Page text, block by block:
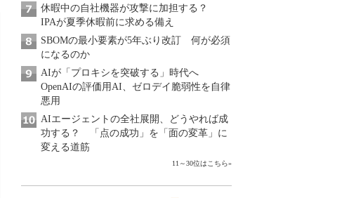
休暇中の自社機器が攻撃に加担する？
IPAが夏季休暇前に求める備え
SBOMの最小要素が5年ぶり改訂 何が必須
になるのか
AIが「プロキシを突破する」時代へ
OpenAIの評価用AI、ゼロデイ脆弱性を自律
悪用
AIエージェントの全社展開、どうやれば成
功する？ 「点の成功」を「面の変革」に
変える道筋
11～30位はこちら»